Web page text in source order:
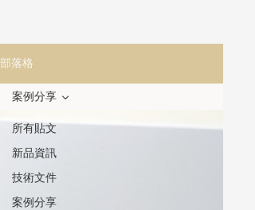
部落格
所有貼文
新品資訊
技術文件
案例分享
案例分享